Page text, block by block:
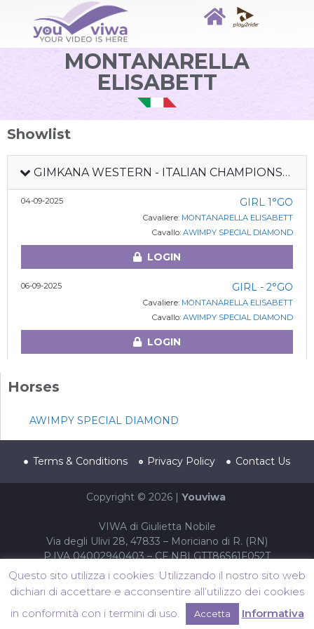
MONTANARELLA
ELISABETT
Showlist
GIMKANA WESTERN - ITALIAN CHAMPIONSHIP 2025
04-09-2025 GIRL 1°GO
Cavaliere: MONTANARELLA ELISABETT
Cavallo: AWIMPY SPECIAL DIAMOND
LOGIN
06-09-2025 GIRL - 2°GO
Cavaliere: MONTANARELLA ELISABETT
Cavallo: AWIMPY SPECIAL DIAMOND
LOGIN
Horses
AWIMPY SPECIAL DIAMOND
Terms & Conditions Privacy Policy Contact Us
Copyright © 2026 | Youviwa
VIWA di Giulietta Nobile
Via degli Ulivi 28, 47833 – Moriciano di R. (RN)
P.IVA 04002940403 – CF NBLGTT86S61F052T
Questo sito utilizza i cookies. Utilizzando il nostro sito web
dichiari di accettare e acconsentire all’utilizzo dei cookies
in conformità con i termini di uso.
Accetta Informativa